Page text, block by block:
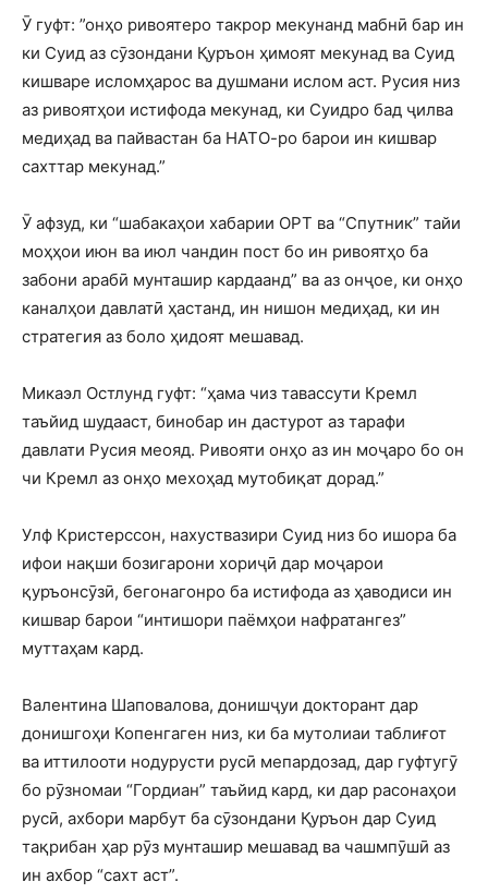
Ӯ гуфт: ”онҳо ривоятеро такрор мекунанд мабнӣ бар ин
ки Суид аз сӯзондани Қуръон ҳимоят мекунад ва Суид
кишваре исломҳарос ва душмани ислом аст. Русия низ
аз ривоятҳои истифода мекунад, ки Суидро бад ҷилва
медиҳад ва пайвастан ба НАТО-ро барои ин кишвар
сахттар мекунад.”
Ӯ афзуд, ки “шабакаҳои хабарии ОРТ ва “Спутник” тайи
моҳҳои июн ва июл чандин пост бо ин ривоятҳо ба
забони арабӣ мунташир кардаанд” ва аз онҷое, ки онҳо
каналҳои давлатӣ ҳастанд, ин нишон медиҳад, ки ин
стратегия аз боло ҳидоят мешавад.
Микаэл Остлунд гуфт: “ҳама чиз тавассути Кремл
таъйид шудааст, бинобар ин дастурот аз тарафи
давлати Русия меояд. Ривояти онҳо аз ин моҷаро бо он
чи Кремл аз онҳо мехоҳад мутобиқат дорад.”
Улф Кристерссон, нахуствазири Суид низ бо ишора ба
ифои нақши бозигарони хориҷӣ дар моҷарои
қуръонсӯзӣ, бегонагонро ба истифода аз ҳаводиси ин
кишвар барои “интишори паёмҳои нафратангез”
муттаҳам кард.
Валентина Шаповалова, донишҷуи докторант дар
донишгоҳи Копенгаген низ, ки ба мутолиаи таблиғот
ва иттилооти нодурусти русӣ мепардозад, дар гуфтугӯ
бо рӯзномаи “Гордиан” таъйид кард, ки дар расонаҳои
русӣ, ахбори марбут ба сӯзондани Қуръон дар Суид
тақрибан ҳар рӯз мунташир мешавад ва чашмпӯшӣ аз
ин ахбор “сахт аст”.